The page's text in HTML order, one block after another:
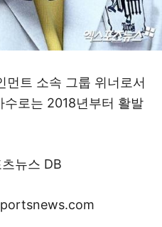
먼트 소속 그룹 위너로서
로는 2018년부터 활발
뉴스 DB